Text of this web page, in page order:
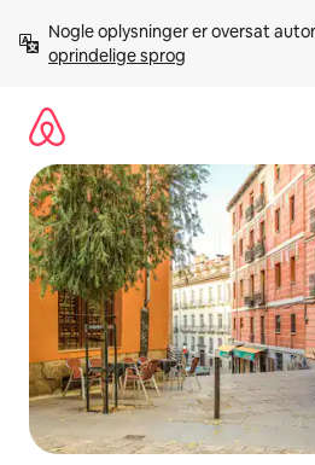
videre
Nogle oplysninger er oversat
oprindelige sprog